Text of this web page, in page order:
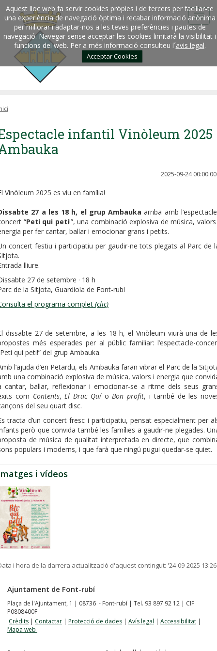
Aquest lloc web fa servir cookies pròpies i de tercers per faciliar-te
una experiència de navegació òptima i recabar informació anònima
per millorar i adaptar-nos a les teves preferències i pautes de
navegació. Navegar sense acceptar les cookies limitarà la visibilitat i
funcions del web. Per a més informació consulteu l´avis legal.
Acceptar Cookies
infantil Vinòleum 2025
2025-09-24 00:00:00
Vinòleum 2025 es viu en família!
27 a les 18 h, el grup Ambauka arriba amb
“Peti qui peti!”, una combinació explosiva de música,
per fer cantar, ballar i emocionar grans i petits.
concert festiu i participatiu per gaudir-ne tots plegats al Parc de
lliure.
27 de setembre · 18 h
de la Sitjota, Guardiola de Font-rubí
el programa complet (clic)
dissabte 27 de setembre, a les 18 h, el Vinòleum viurà una de
més esperades per al públic familiar: l’espectacle-
qui peti!” del grup Ambauka.
l’ajuda d’en Petardu, els Ambauka faran vibrar el Parc de la
una combinació explosiva de música, valors i energia que
cantar, ballar, reflexionar i emocionar-se a ritme dels seus
com Contents,El Drac QüíoBon profit, i també de les
del seu quart disc.
tracta d’un concert fresc i participatiu, pensat especialment per
però que convida també les famílies a gaudir-ne plegades.
de música de qualitat interpretada en directe, que
populars i moderns, i que farà que ningú pugui quedar-se quiet.
i vídeos
i hora de la darrera actualització d'aquest contingut: '24-09-2025 13:26
Ajuntament de Font-rubí
Plaça de l'Ajuntament, 1 | 08736 - Font-rubí | Tel. 93 897 92 12 | CIF
P0808400F
Crèdits | Contactar | Protecció de dades | Avís legal | Accessibilitat |
Mapa web